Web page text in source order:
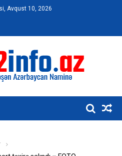
Avqust 10, 2026